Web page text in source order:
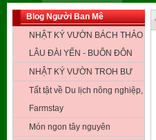
Blog Người Ban Mê
NHẬT KÝ VƯỜN BÁCH THẢO
LÂU ĐÀI YẾN - BUÔN ĐÔN
NHẬT KÝ VƯỜN TROH BƯ
Tất tật về Du lịch nông nghiệp,
Farmstay
Món ngon tây nguyên